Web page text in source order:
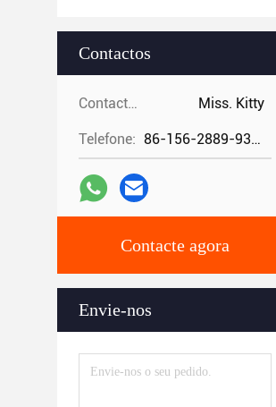
Contactos
Contactos: Miss. Kitty
Telefone: 86-156-2889-9325
Contacte agora
Envie-nos